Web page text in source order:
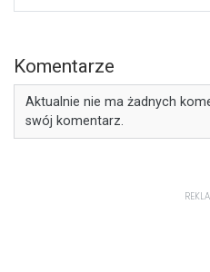
Komentarze
Aktualnie nie ma żadnych
swój komentarz.